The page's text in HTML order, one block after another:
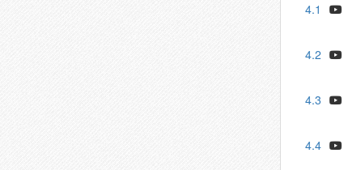
4.1
4.2
4.3
4.4